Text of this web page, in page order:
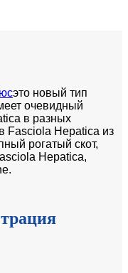
это новый тип
очевидный
в разных
Fasciola Hepatica из
рогатый скот,
Hepatica,